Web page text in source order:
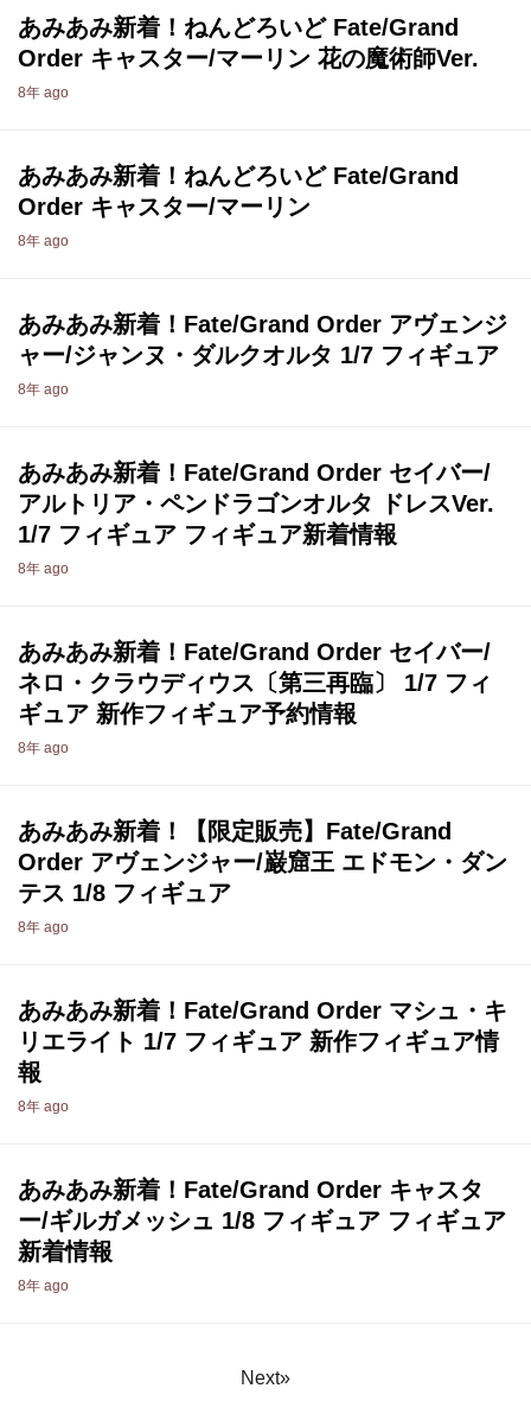
あみあみ新着！ねんどろいど Fate/Grand
Order キャスター/マーリン 花の魔術師Ver.
8年 ago
あみあみ新着！ねんどろいど Fate/Grand
Order キャスター/マーリン
8年 ago
あみあみ新着！Fate/Grand Order アヴェンジ
ャー/ジャンヌ・ダルクオルタ 1/7 フィギュア
8年 ago
あみあみ新着！Fate/Grand Order セイバー/
アルトリア・ペンドラゴンオルタ ドレスVer.
1/7 フィギュア フィギュア新着情報
8年 ago
あみあみ新着！Fate/Grand Order セイバー/
ネロ・クラウディウス〔第三再臨〕 1/7 フィ
ギュア 新作フィギュア予約情報
8年 ago
あみあみ新着！【限定販売】Fate/Grand
Order アヴェンジャー/巌窟王 エドモン・ダン
テス 1/8 フィギュア
8年 ago
あみあみ新着！Fate/Grand Order マシュ・キ
リエライト 1/7 フィギュア 新作フィギュア情
報
8年 ago
あみあみ新着！Fate/Grand Order キャスタ
ー/ギルガメッシュ 1/8 フィギュア フィギュア
新着情報
8年 ago
Next»